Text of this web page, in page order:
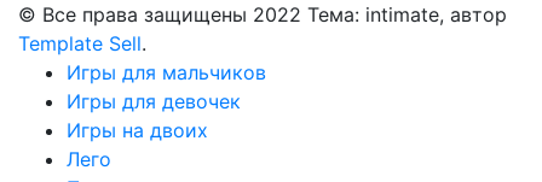
© Все права защищены 2022 Тема: intimate, автор
Template Sell.
Игры для мальчиков
Игры для девочек
Игры на двоих
Лего